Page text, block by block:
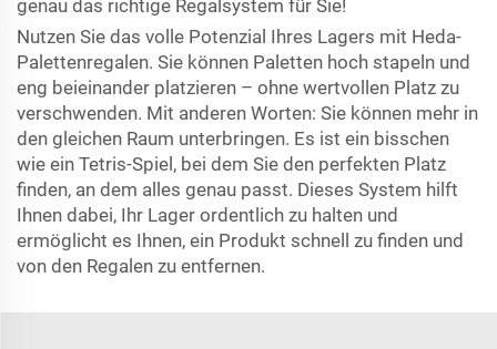
genau das richtige Regalsystem für Sie!
Nutzen Sie das volle Potenzial Ihres Lagers mit Heda-
Palettenregalen. Sie können Paletten hoch stapeln und
eng beieinander platzieren – ohne wertvollen Platz zu
verschwenden. Mit anderen Worten: Sie können mehr in
den gleichen Raum unterbringen. Es ist ein bisschen
wie ein Tetris-Spiel, bei dem Sie den perfekten Platz
finden, an dem alles genau passt. Dieses System hilft
Ihnen dabei, Ihr Lager ordentlich zu halten und
ermöglicht es Ihnen, ein Produkt schnell zu finden und
von den Regalen zu entfernen.